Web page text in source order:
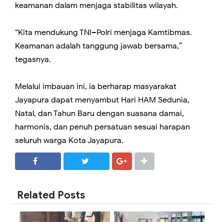
keamanan dalam menjaga stabilitas wilayah.
“Kita mendukung TNI–Polri menjaga Kamtibmas.
Keamanan adalah tanggung jawab bersama,”
tegasnya.
Melalui imbauan ini, ia berharap masyarakat
Jayapura dapat menyambut Hari HAM Sedunia,
Natal, dan Tahun Baru dengan suasana damai,
harmonis, dan penuh persatuan sesuai harapan
seluruh warga Kota Jayapura.
Related Posts